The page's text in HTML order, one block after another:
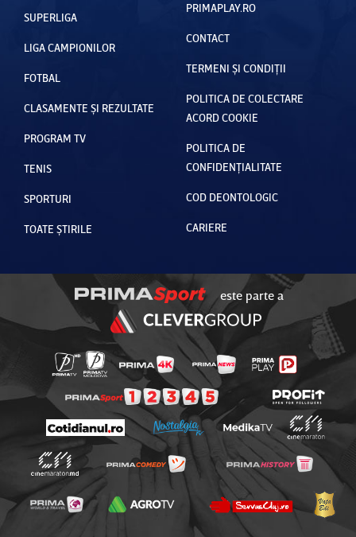
SUPERLIGA
LIGA CAMPIONILOR
FOTBAL
CLASAMENTE ȘI REZULTATE
PROGRAM TV
TENIS
SPORTURI
TOATE ȘTIRILE
PRIMAPLAY.RO
CONTACT
TERMENI ȘI CONDIȚII
POLITICA DE COLECTARE
ACORD COOKIE
POLITICA DE
CONFIDENȚIALITATE
COD DEONTOLOGIC
CARIERE
este parte a